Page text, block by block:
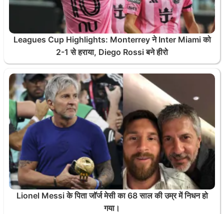
Leagues Cup Highlights: Monterrey ने Inter Miami को
2-1 से हराया, Diego Rossi बने हीरो
Lionel Messi के पिता जॉर्ज मेसी का 68 साल की उम्र में निधन हो
गया।